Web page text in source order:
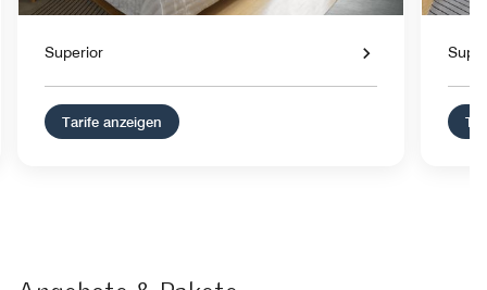
Superior
Tarife anzeigen